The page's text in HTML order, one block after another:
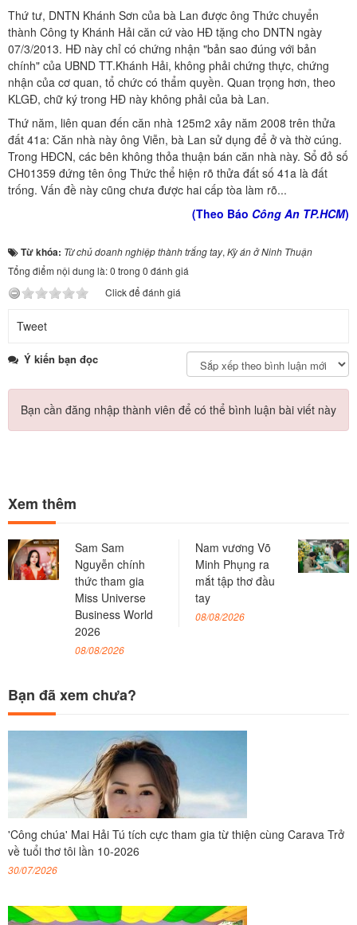
Thứ tư, DNTN Khánh Sơn của bà Lan được ông Thức chuyển
thành Công ty Khánh Hải căn cứ vào HĐ tặng cho DNTN ngày
07/3/2013. HĐ này chỉ có chứng nhận "bản sao đúng với bản
chính" của UBND TT.Khánh Hải, không phải chứng thực, chứng
nhận của cơ quan, tổ chức có thẩm quyền. Quan trọng hơn, theo
KLGĐ, chữ ký trong HĐ này không phải của bà Lan.
Thứ năm, liên quan đến căn nhà 125m2 xây năm 2008 trên thửa
đất 41a: Căn nhà này ông Viễn, bà Lan sử dụng để ở và thờ cúng.
Trong HĐCN, các bên không thỏa thuận bán căn nhà này. Sổ đỏ số
CH01359 đứng tên ông Thức thể hiện rõ thửa đất số 41a là đất
trống. Vấn đề này cũng chưa được hai cấp tòa làm rõ...
(Theo Báo Công An TP.HCM)
Từ khóa: Từ chủ doanh nghiệp thành trắng tay, Kỳ án ở Ninh Thuận
Tổng điểm nội dung là: 0 trong 0 đánh giá
Click để đánh giá
Tweet
Ý kiến bạn đọc
Bạn cần đăng nhập thành viên để có thể bình luận bài viết này
Xem thêm
Sam Sam
Nguyễn chính
thức tham gia
Miss Universe
Business World
2026
08/08/2026
Nam vương Võ
Minh Phụng ra
mắt tập thơ đầu
tay
08/08/2026
Bạn đã xem chưa?
'Công chúa' Mai Hải Tú tích cực tham gia từ thiện cùng Carava Trở
về tuổi thơ tôi lần 10-2026
30/07/2026